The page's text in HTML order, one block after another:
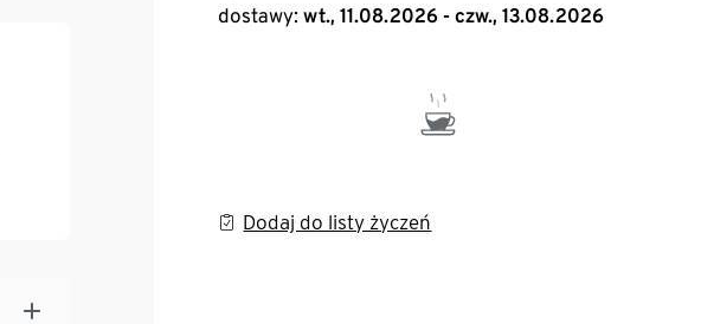
dostawy: wt., 11.08.2026 - czw., 13.08.2026
Dodaj do listy życzeń